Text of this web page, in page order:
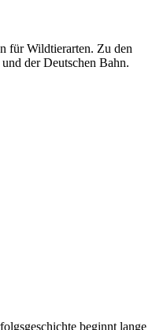
für Wildtierarten. Zu den
der Deutschen Bahn.
beginnt lange